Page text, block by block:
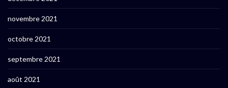
novembre 2021
octobre 2021
septembre 2021
août 2021